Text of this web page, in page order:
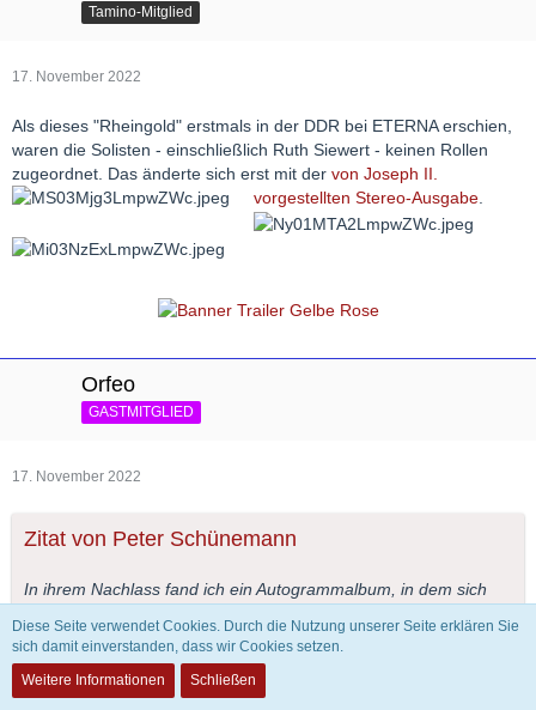
Tamino-Mitglied
17. November 2022
Als dieses "Rheingold" erstmals in der DDR bei ETERNA erschien,
waren die Solisten - einschließlich Ruth Siewert - keinen Rollen
zugeordnet. Das änderte sich erst mit der von Joseph II.
vorgestellten Stereo-Ausgabe.
Orfeo
GASTMITGLIED
17. November 2022
Zitat von Peter Schünemann
In ihrem Nachlass fand ich ein Autogrammalbum, in dem sich
1960 befand. Da unterzeichnete sie ganz deutlich zu sehen mit
Rut Siewert.
Diese Seite verwendet Cookies. Durch die Nutzung unserer Seite erklären Sie
sich damit einverstanden, dass wir Cookies setzen.
Weitere Informationen
Schließen